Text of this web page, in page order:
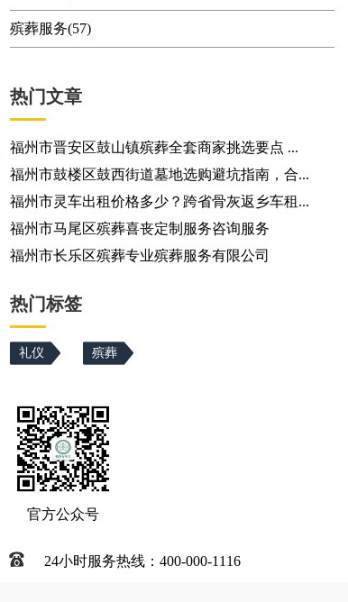
殡葬服务(57)
热门文章
福州市晋安区鼓山镇殡葬全套商家挑选要点 ...
福州市鼓楼区鼓西街道墓地选购避坑指南，合...
福州市灵车出租价格多少？跨省骨灰返乡车租...
福州市马尾区殡葬喜丧定制服务咨询服务
福州市长乐区殡葬专业殡葬服务有限公司
热门标签
礼仪 殡葬
官方公众号
24小时服务热线：400-000-1116